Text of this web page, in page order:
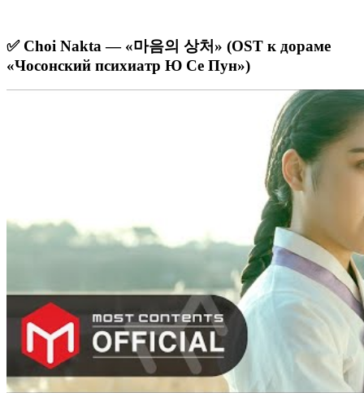
✅ Choi Nakta — «마음의 상처» (OST к дораме
«Чосонский психиатр Ю Се Пун»)